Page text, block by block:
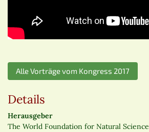
Alle Vorträge vom Kongress 2017
Details
Herausgeber
The World Foundation for Natural Science